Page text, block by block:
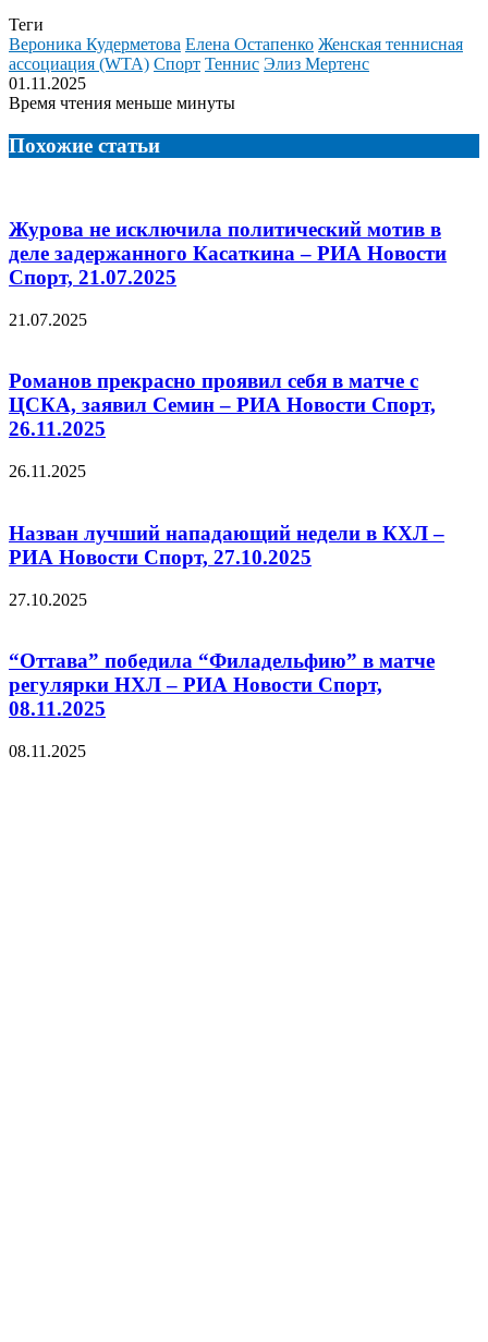
Теги
Вероника Кудерметова Елена Остапенко Женская теннисная
ассоциация (WTA) Спорт Теннис Элиз Мертенс
01.11.2025
Время чтения меньше минуты
Похожие статьи
Журова не исключила политический мотив в
деле задержанного Касаткина – РИА Новости
Спорт, 21.07.2025
21.07.2025
Романов прекрасно проявил себя в матче с
ЦСКА, заявил Семин – РИА Новости Спорт,
26.11.2025
26.11.2025
Назван лучший нападающий недели в КХЛ –
РИА Новости Спорт, 27.10.2025
27.10.2025
“Оттава” победила “Филадельфию” в матче
регулярки НХЛ – РИА Новости Спорт,
08.11.2025
08.11.2025